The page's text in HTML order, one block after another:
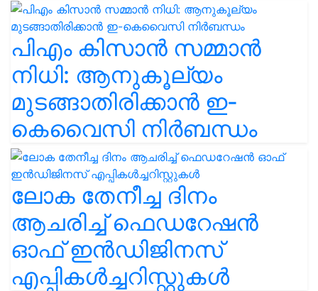
പിഎം കിസാൻ സമ്മാൻ
നിധി: ആനുകൂല്യം
മുടങ്ങാതിരിക്കാൻ ഇ-
കെവൈസി നിർബന്ധം
ലോക തേനീച്ച ദിനം
ആചരിച്ച് ഫെഡറേഷൻ
ഓഫ് ഇൻഡിജിനസ്
എപ്പികൾച്ചറിസ്റ്റുകൾ